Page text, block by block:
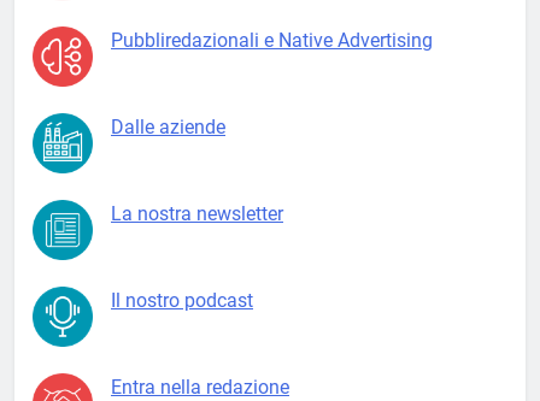
Pubbliredazionali e Native Advertising
Dalle aziende
La nostra newsletter
Il nostro podcast
Entra nella redazione